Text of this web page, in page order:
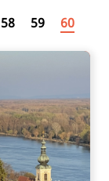
58 59
60